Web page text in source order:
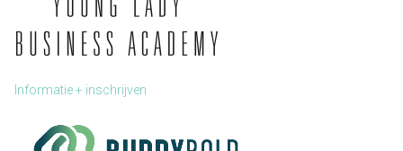
Informatie + inschrijven